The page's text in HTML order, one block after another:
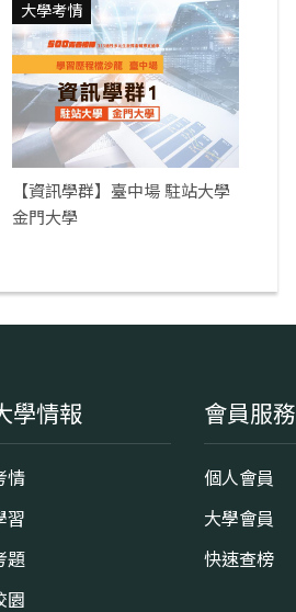
大學考情
【資訊學群】臺中場 駐站大學
金門大學
學情報
情
習
題
園
會員服務
個人會員
大學會員
快速查榜